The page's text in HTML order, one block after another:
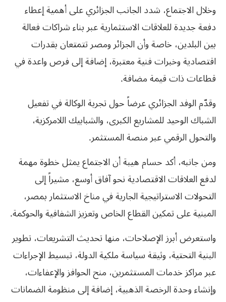
وخلال الاجتماع، شدد الجانب الجزائري على أهمية إعطاء
دفعة جديدة للعلاقات الاستثمارية عبر بناء شراكات فعالة
بين البلدين، خاصة وأن الجزائر ومصر تتمتعان بقدرات
اقتصادية وخبرات فنية معتبرة، إضافة إلى فرص واعدة في
قطاعات ذات قيمة مضافة.
وقدّم الوفد الجزائري عرضاً حول تجربة الوكالة في تفعيل
الشباك الوحيد للمشاريع الكبرى، والشبابيك اللامركزية،
والتحول الرقمي عبر منصة المستثمر.
ومن جانبه، أكد حسام هيبة أن الاجتماع يمثل خطوة مهمة
لدفع العلاقات الاقتصادية نحو آفاق أوسع، مشيراً إلى
التحولات الاستراتيجية الجارية في مناخ الاستثمار بمصر،
المبنية على تمكين القطاع الخاص وتعزيز الشفافية والحوكمة.
واستعرض أبرز الإصلاحات، منها تحديث التشريعات، تطوير
البنية التحتية، وثيقة سياسة ملكية الدولة، تبسيط الإجراءات
عبر مراكز خدمات المستثمرين، منح الحوافز والإعفاءات،
وإنشاء وحدة الرخصة الذهبية، إضافة إلى منظومة الضمانات